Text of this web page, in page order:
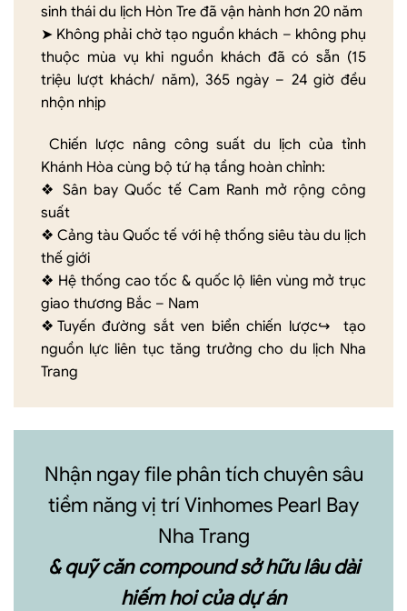
sinh thái du lịch Hòn Tre đã vận hành hơn 20 năm
➤ Không phải chờ tạo nguồn khách – không phụ
thuộc mùa vụ khi nguồn khách đã có sẵn (15
triệu lượt khách/ năm), 365 ngày – 24 giờ đều
nhộn nhịp
Chiến lược nâng công suất du lịch của tỉnh
Khánh Hòa cùng bộ tứ hạ tầng hoàn chỉnh:
❖ Sân bay Quốc tế Cam Ranh mở rộng công
suất
❖ Cảng tàu Quốc tế với hệ thống siêu tàu du lịch
thế giới
❖ Hệ thống cao tốc & quốc lộ liên vùng mở trục
giao thương Bắc – Nam
❖Tuyến đường sắt ven biển chiến lược↪︎ tạo
nguồn lực liên tục tăng trưởng cho du lịch Nha
Trang
Nhận ngay file phân tích chuyên sâu
tiềm năng vị trí Vinhomes Pearl Bay
Nha Trang
& quỹ căn compound sở hữu lâu dài
hiếm hoi của dự án